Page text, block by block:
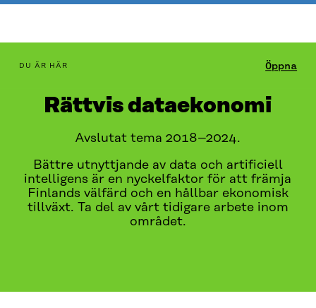
Rättvis dataekonomi
Avslutat tema 2018–2024.
Bättre utnyttjande av data och artificiell
intelligens är en nyckelfaktor för att främja
Finlands välfärd och en hållbar ekonomisk
tillväxt. Ta del av vårt tidigare arbete inom
området.
DU ÄR HÄR Öppna